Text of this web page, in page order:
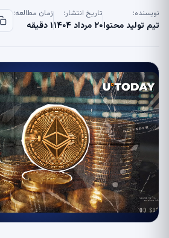
نویسنده:
تیم تولید محتوا
تاریخ انتشار:
۲۰ مرداد ۱۴۰۴
زمان مطالعه:
۱ دقیقه